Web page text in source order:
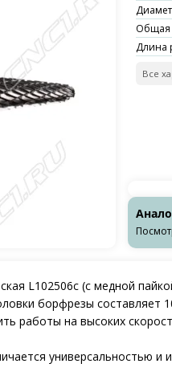
Общая
Длина
Все
L102506c (с медной
борфрезы составляет
работы на высоких
универсальностью и